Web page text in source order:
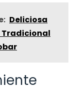
Deliciosa
Tradicional